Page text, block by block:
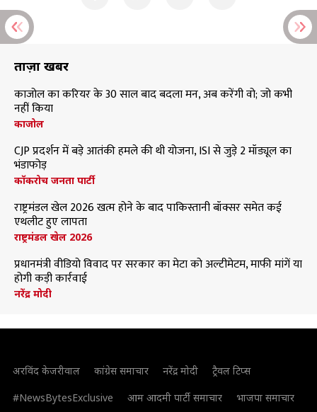
ताज़ा खबरें
काजोल का करियर के 30 साल बाद बदला मन, अब करेंगी वो; जो कभी
नहीं किया
काजोल
CJP प्रदर्शन में बड़े आतंकी हमले की थी योजना, ISI से जुड़े 2 मॉड्यूल का
भंडाफोड़
कॉकरोच जनता पार्टी
राष्ट्रमंडल खेल 2026 खत्म होने के बाद पाकिस्तानी बॉक्सर समेत कई
एथलीट हुए लापता
राष्ट्रमंडल खेल 2026
प्रधानमंत्री वीडियो विवाद पर सरकार का मेटा को अल्टीमेटम, माफी मांगें या
होगी कड़ी कार्रवाई
नरेंद्र मोदी
अरविंद केजरीवाल कांग्रेस समाचार नरेंद्र मोदी
ट्रैवल टिप्स
#NewsBytesExclusive
आम आदमी पार्टी समाचार
भाजपा समाचार